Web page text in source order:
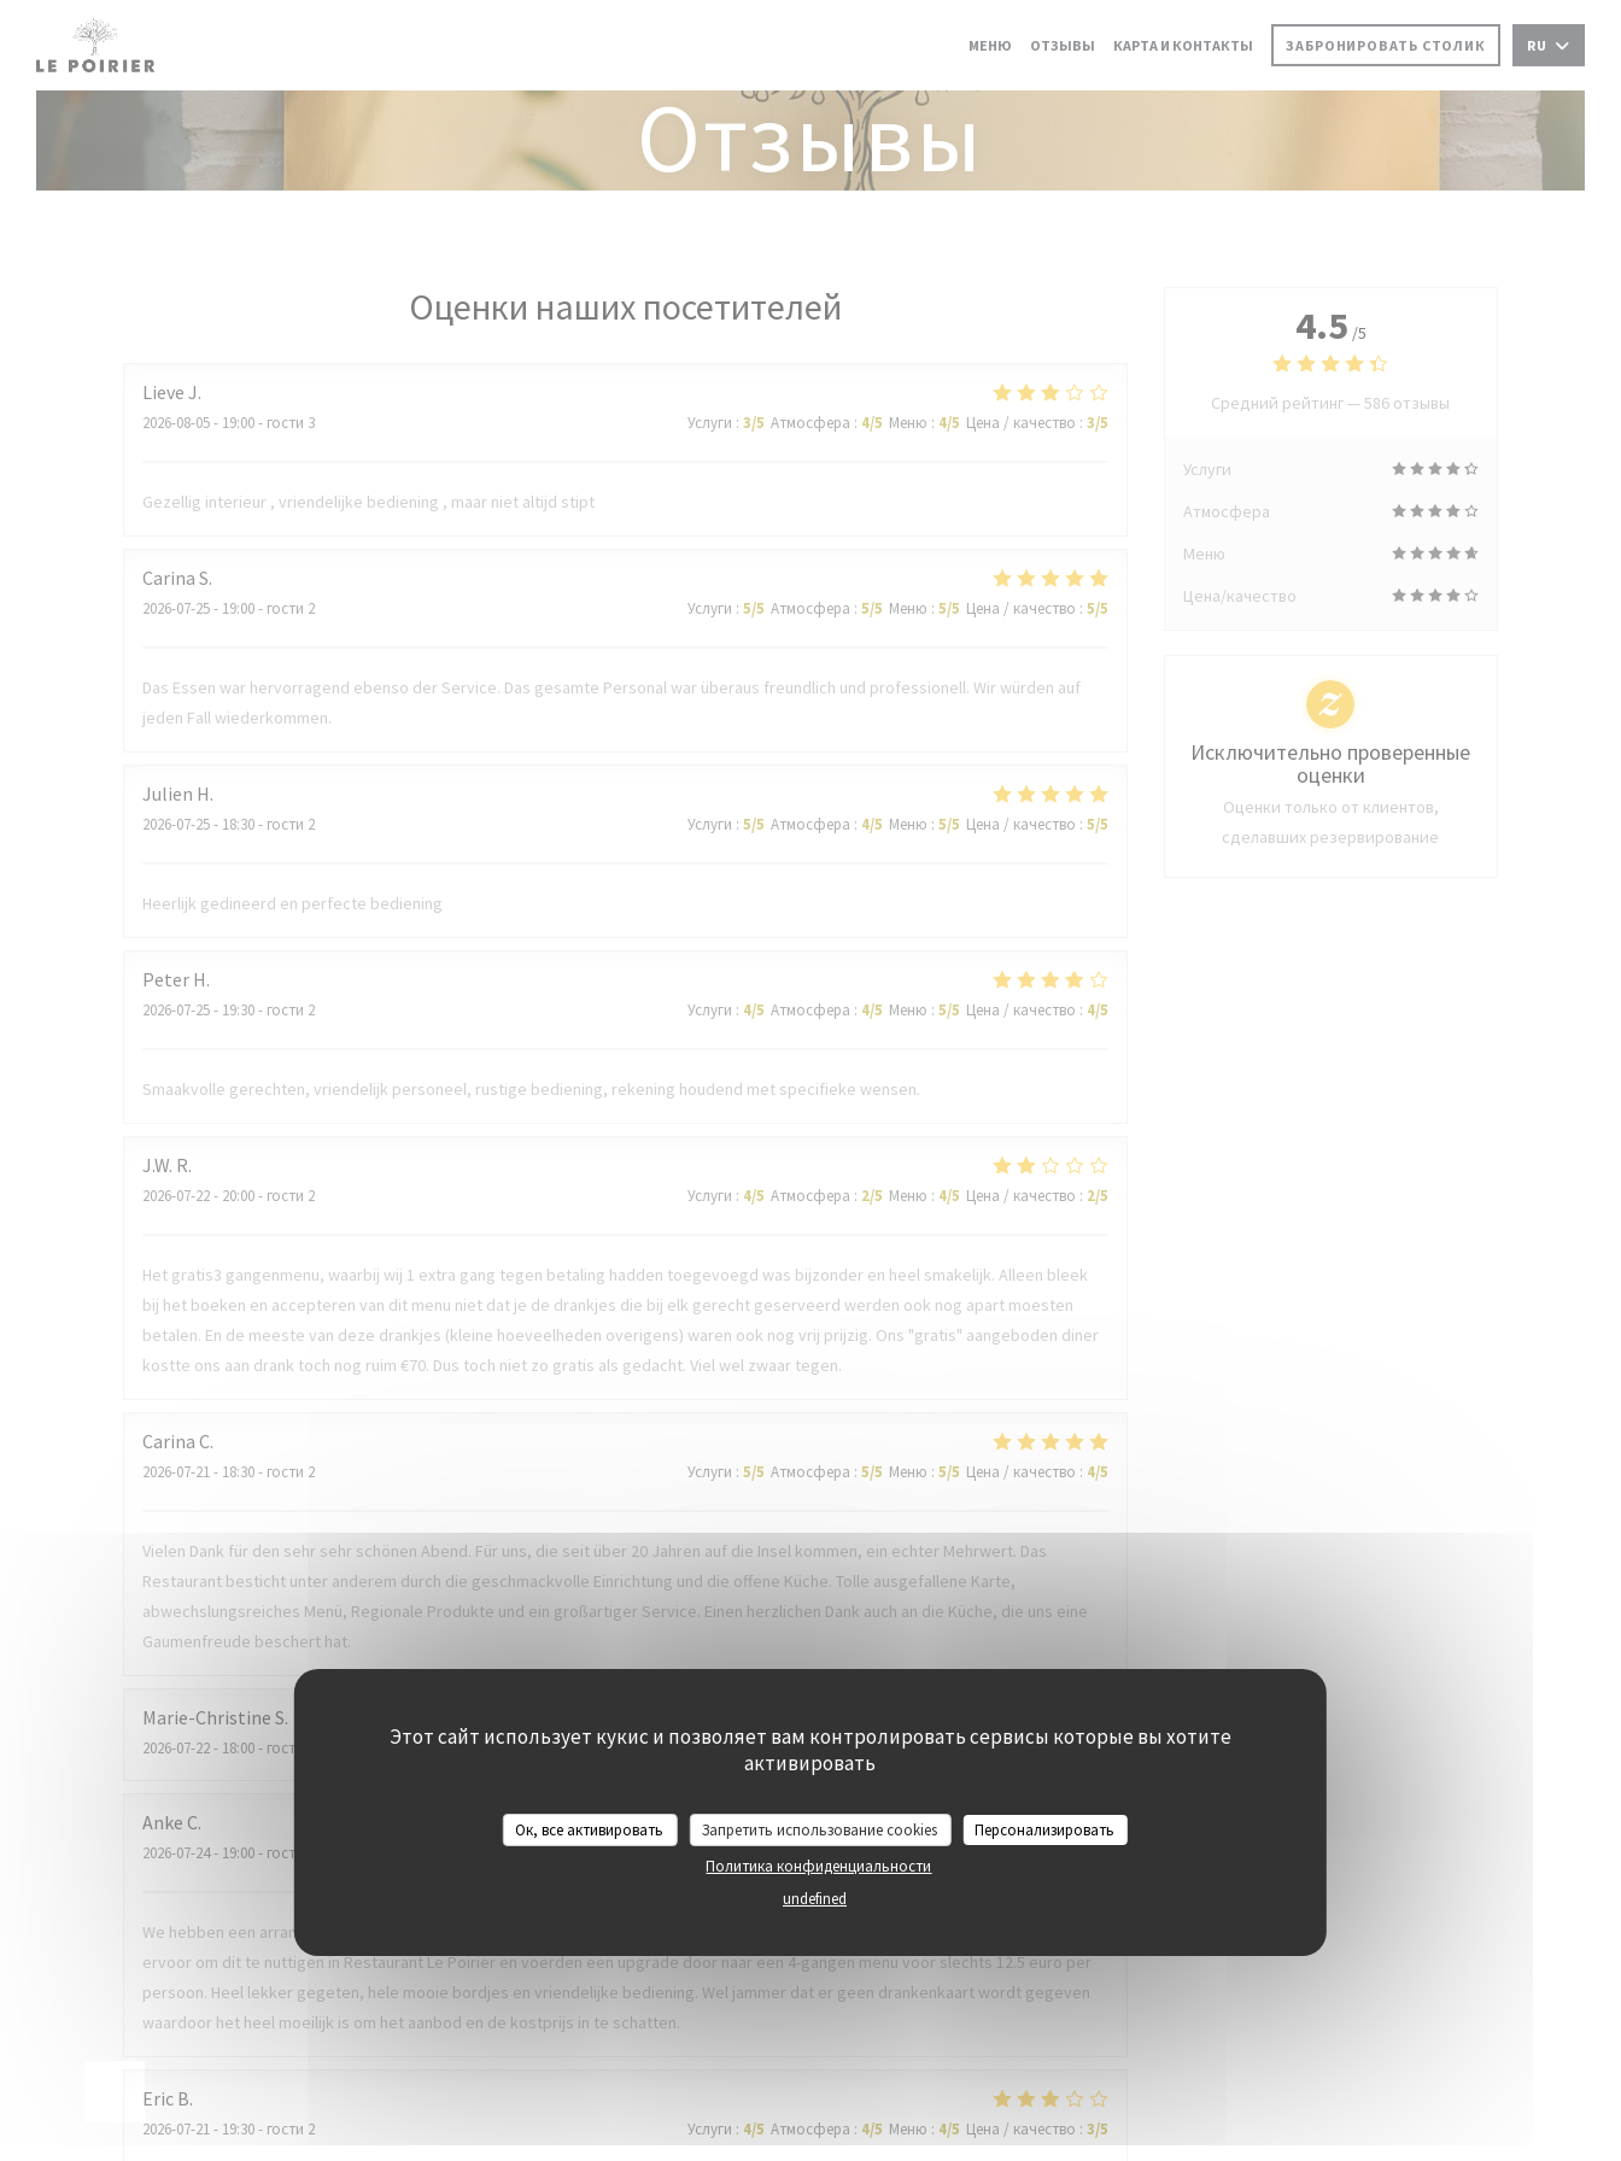
Панель управления cookies
Этот сайт использует кукис и позволяет вам контролировать сервисы которые вы хотите
активировать
Ок, все активировать Запретить использование cookies
Персонализировать
Политика конфиденциальности
undefined
МЕНЮ ОТЗЫВЫ КАРТА И КОНТАКТЫ ЗАБРОНИРОВАТЬ СТОЛИК RU
Отзывы
Оценки наших посетителей
Lieve J
2026-08-05- 19:00 - гости 3 Услуги : 3/5 Атмосфера : 4/5 Меню : 4/5 Цена / качество : 3/5
Gezellig interieur , vriendelijke bediening , maar niet altijd stipt
Carina S
2026-07-25- 19:00 - гости 2 Услуги : 5/5 Атмосфера : 5/5 Меню : 5/5 Цена / качество : 5/5
Das Essen war hervorragend ebenso der Service. Das gesamte Personal war überaus freundlich und professionell. Wir würden auf
jeden Fall wiederkommen.
Julien H
2026-07-25- 18:30 - гости 2 Услуги : 5/5 Атмосфера : 4/5 Меню : 5/5 Цена / качество : 5/5
Heerlijk gedineerd en perfecte bediening
Peter H
2026-07-25- 19:30 - гости 2 Услуги : 4/5 Атмосфера : 4/5 Меню : 5/5 Цена / качество : 4/5
Smaakvolle gerechten, vriendelijk personeel, rustige bediening, rekening houdend met specifieke wensen.
J.W. R
2026-07-22- 20:00 - гости 2 Услуги : 4/5 Атмосфера : 2/5 Меню : 4/5 Цена / качество : 2/5
Het gratis3 gangenmenu, waarbij wij 1 extra gang tegen betaling hadden toegevoegd was bijzonder en heel smakelijk. Alleen bleek
bij het boeken en accepteren van dit menu niet dat je de drankjes die bij elk gerecht geserveerd werden ook nog apart moesten
betalen. En de meeste van deze drankjes (kleine hoeveelheden overigens) waren ook nog vrij prijzig. Ons "gratis" aangeboden diner
kostte ons aan drank toch nog ruim €70. Dus toch niet zo gratis als gedacht. Viel wel zwaar tegen.
Carina C
2026-07-21- 18:30 - гости 2 Услуги : 5/5 Атмосфера : 5/5 Меню : 5/5 Цена / качество : 4/5
Vielen Dank für den sehr sehr schönen Abend. Für uns, die seit über 20 Jahren auf die Insel kommen, ein echter Mehrwert. Das
Restaurant besticht unter anderem durch die geschmackvolle Einrichtung und die offene Küche. Tolle ausgefallene Karte,
abwechslungsreiches Menü, Regionale Produkte und ein großartiger Service. Einen herzlichen Dank auch an die Küche, die uns eine
Gaumenfreude beschert hat.
Marie-Christine S
2026-07-22- 18:00 - гости 2 Услуги:5/5 Атмосфера:5/5 Меню: 5/5 Цена / качество : 4/5
Anke C
2026-07-24- 19:00 - гости 2 Услуги:4/5 Атмосфера:4/5 Меню:5/5
We hebben een arrangement van 3 dagen bij hotel Ter Zand geboekt waarbij er een 3-gangen menu inbegrepen was. We kozen
ervoor om dit te nuttigen in Restaurant Le Poirier en voerden een upgrade door naar een 4-gangen menu voor slechts 12.5 euro per
persoon. Heel lekker gegeten, hele mooie bordjes en vriendelijke bediening. Wel jammer dat er geen drankenkaart wordt gegeven
waardoor het heel moeilijk is om het aanbod en de kostprijs in te schatten.
Eric B
2026-07-21- 19:30 - гости 2 Услуги : 4/5 Атмосфера : 4/5 Меню : 4/5 Цена / качество : 3/5
4.5 /5
Средний рейтинг —586 отзывы
Услуги
Атмосфера
Меню
Цена/качество
Исключительно проверенные
оценки
Оценки только от клиентов,
сделавших резервирование